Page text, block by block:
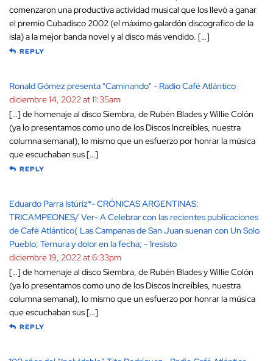
comenzaron una productiva actividad musical que los llevó a ganar
el premio Cubadisco 2002 (el máximo galardón discografico de la
isla) a la mejor banda novel y al disco más vendido. […]
REPLY
Ronald Gómez presenta "Caminando" - Radio Café Atlántico
diciembre 14, 2022 at 11:35am
[…] de homenaje al disco Siembra, de Rubén Blades y Willie Colón
(ya lo presentamos como uno de los Discos Increíbles, nuestra
columna semanal), lo mismo que un esfuerzo por honrar la música
que escuchaban sus […]
REPLY
Eduardo Parra Istúriz*- CRÓNICAS ARGENTINAS:
TRICAMPEONES/ Ver- A Celebrar con las recientes publicaciones
de Café Atlántico( Las Campanas de San Juan suenan con Un Solo
Pueblo; Ternura y dolor en la fecha; - 1resisto
diciembre 19, 2022 at 6:33pm
[…] de homenaje al disco Siembra, de Rubén Blades y Willie Colón
(ya lo presentamos como uno de los Discos Increíbles, nuestra
columna semanal), lo mismo que un esfuerzo por honrar la música
que escuchaban sus […]
REPLY